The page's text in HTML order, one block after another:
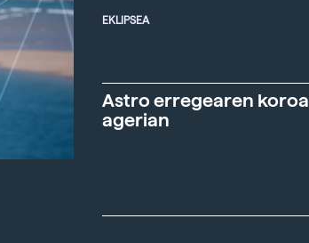
EKLIPSEA
Astro erregearen koroa
agerian